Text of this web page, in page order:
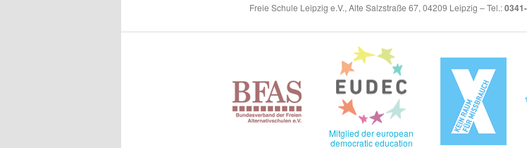
Freie Schule Leipzig e.V., Alte Salzstraße 67, 04209 Leipzig – Tel.:
Mitglied der european
democratic education